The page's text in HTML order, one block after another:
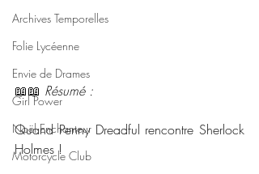
Archives Temporelles
Folie Lycéenne
Envie de Drames
Girl Power
Noël Enchanteur
Motorcycle Club
📖📖 Résumé :
Quand Penny Dreadful rencontre Sherlock
Holmes !